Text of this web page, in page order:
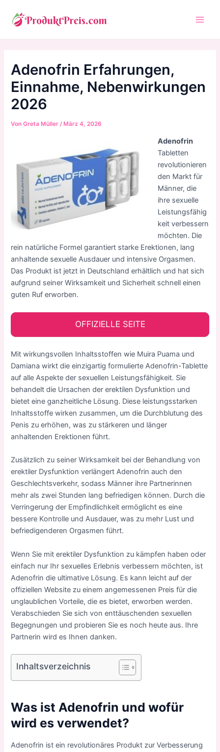
Inhalt
springen
Adenofrin Erfahrungen,
Einnahme, Nebenwirkungen
2026
VonGreta Müller /März 4, 2026
Adenofrin
Tabletten
revolutionieren
den Markt für
Männer, die
ihre sexuelle
Leistungsfähig
keit verbessern
möchten. Die
rein natürliche Formel garantiert starke Erektionen, lang
anhaltende sexuelle Ausdauer und intensive Orgasmen.
Das Produkt ist jetzt in Deutschland erhältlich und hat sich
aufgrund seiner Wirksamkeit und Sicherheit schnell einen
guten Ruf erworben.
OFFIZIELLE SEITE
Mit wirkungsvollen Inhaltsstoffen wie Muira Puama und
Damiana wirkt die einzigartig formulierte Adenofrin-Tablette
auf alle Aspekte der sexuellen Leistungsfähigkeit. Sie
behandelt die Ursachen der erektilen Dysfunktion und
bietet eine ganzheitliche Lösung. Diese leistungsstarken
Inhaltsstoffe wirken zusammen, um die Durchblutung des
Penis zu erhöhen, was zu stärkeren und länger
anhaltenden Erektionen führt.
Zusätzlich zu seiner Wirksamkeit bei der Behandlung von
erektiler Dysfunktion verlängert Adenofrin auch den
Geschlechtsverkehr, sodass Männer ihre Partnerinnen
mehr als zwei Stunden lang befriedigen können. Durch die
Verringerung der Empfindlichkeit ermöglicht es eine
bessere Kontrolle und Ausdauer, was zu mehr Lust und
befriedigenderen Orgasmen führt.
Wenn Sie mit erektiler Dysfunktion zu kämpfen haben oder
einfach nur Ihr sexuelles Erlebnis verbessern möchten, ist
Adenofrin die ultimative Lösung. Es kann leicht auf der
offiziellen Website zu einem angemessenen Preis für die
unglaublichen Vorteile, die es bietet, erworben werden.
Verabschieden Sie sich von enttäuschenden sexuellen
Begegnungen und probieren Sie es noch heute aus. Ihre
Partnerin wird es Ihnen danken.
Inhaltsverzeichnis
Was ist Adenofrin und wofür
wird es verwendet?
Adenofrin ist ein revolutionäres Produkt zur Verbesserung